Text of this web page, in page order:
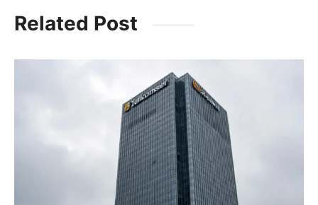
e
erl
p
p
m
Related Post